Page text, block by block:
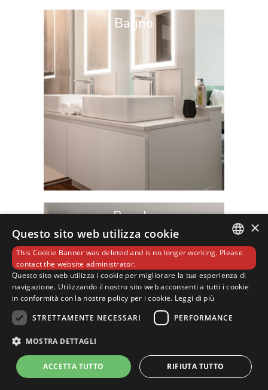
Bagno
Ponale
ENGLISH
×
Questo sito web utilizza cookie
This Cookie Banner was deleted and is no longer working. Please
contact the website administrator.
Questo sito web utilizza i cookie per migliorare la tua esperienza di
navigazione. Utilizzando il nostro sito web acconsenti a tutti i cookie
in conformità con la nostra policy per i cookie. Leggi di più
STRETTAMENTE NECESSARI
PERFORMANCE
MOSTRA DETTAGLI
ACCETTA TUTTO RIFIUTA TUTTO